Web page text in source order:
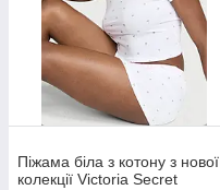
Піжама біла з котону з нової
колекції Victoria Secret